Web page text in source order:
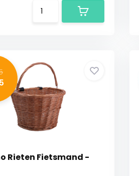
Rieten Fietsmand -